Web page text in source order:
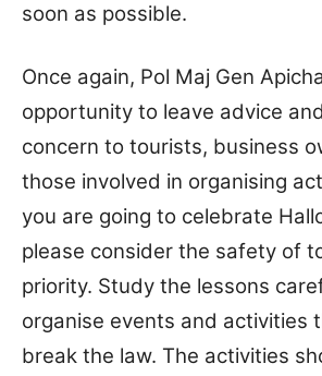
soon as possible.
Once again, Pol Maj Gen
opportunity to leave advice
concern to tourists, business
those involved in organising
you are going to celebrate
please consider the safety of
priority. Study the lessons
organise events and activities
break the law. The activities